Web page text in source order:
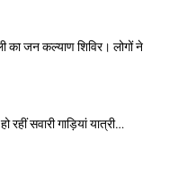
का जन कल्याण शिविर। लोगों ने
सवारी गाड़ियां यात्री…